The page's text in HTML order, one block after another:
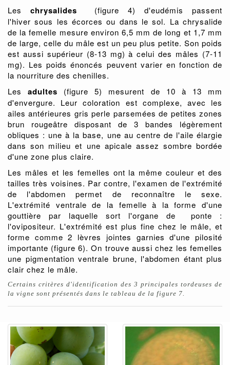
Les chrysalides (figure 4) d'eudémis passent
l'hiver sous les écorces ou dans le sol. La chrysalide
de la femelle mesure environ 6,5 mm de long et 1,7 mm
de large, celle du mâle est un peu plus petite. Son poids
est aussi supérieur (8-13 mg) à celui des mâles (7-11
mg). Les poids énoncés peuvent varier en fonction de
la nourriture des chenilles.
Lesadultes (figure 5) mesurent de 10 à 13 mm
d'envergure. Leur coloration est complexe, avec les
ailes antérieures gris perle parsemées de petites zones
brun rougeâtre disposant de 3 bandes légèrement
obliques : une à la base, une au centre de l'aile élargie
dans son milieu et une apicale assez sombre bordée
d'une zone plus claire.
Les mâles et les femelles ont la même couleur et des
tailles très voisines. Par contre, l'examen de l'extrémité
de l'abdomen permet de reconnaître le sexe.
L'extrémité ventrale de la femelle à la forme d'une
gouttière par laquelle sort l'organe de ponte :
l'ovipositeur. L'extrémité est plus fine chez le mâle, et
forme comme 2 lèvres jointes garnies d'une pilosité
importante (figure 6). On trouve aussi chez les femelles
une pigmentation ventrale brune, l'abdomen étant plus
clair chez le mâle.
Certains critères d'identification des 3 principales tordeuses de
la vigne sont présentés dans le tableau de la figure 7.